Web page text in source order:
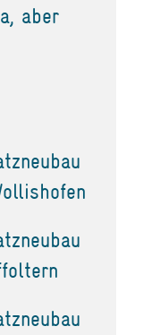
aber